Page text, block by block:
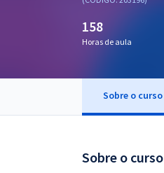
OAB
158
Horas de aula
Sobre o curso
Sobre o curso